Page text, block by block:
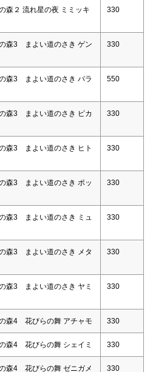
森２ 流れ星の夜 ミミッキ
330
森3 まよい道のさき ゲン
330
森3 まよい道のさき パラ
550
森3 まよい道のさき ピカ
330
森3 まよい道のさき ヒト
330
森3 まよい道のさき ポッ
330
森3 まよい道のさき ミュ
330
森3 まよい道のさき メタ
330
森3 まよい道のさき ヤミ
330
森4 花びらの舞 アチャモ 330
森4 花びらの舞 シェイミ 330
森4 花びらの舞 ゼニガメ 330